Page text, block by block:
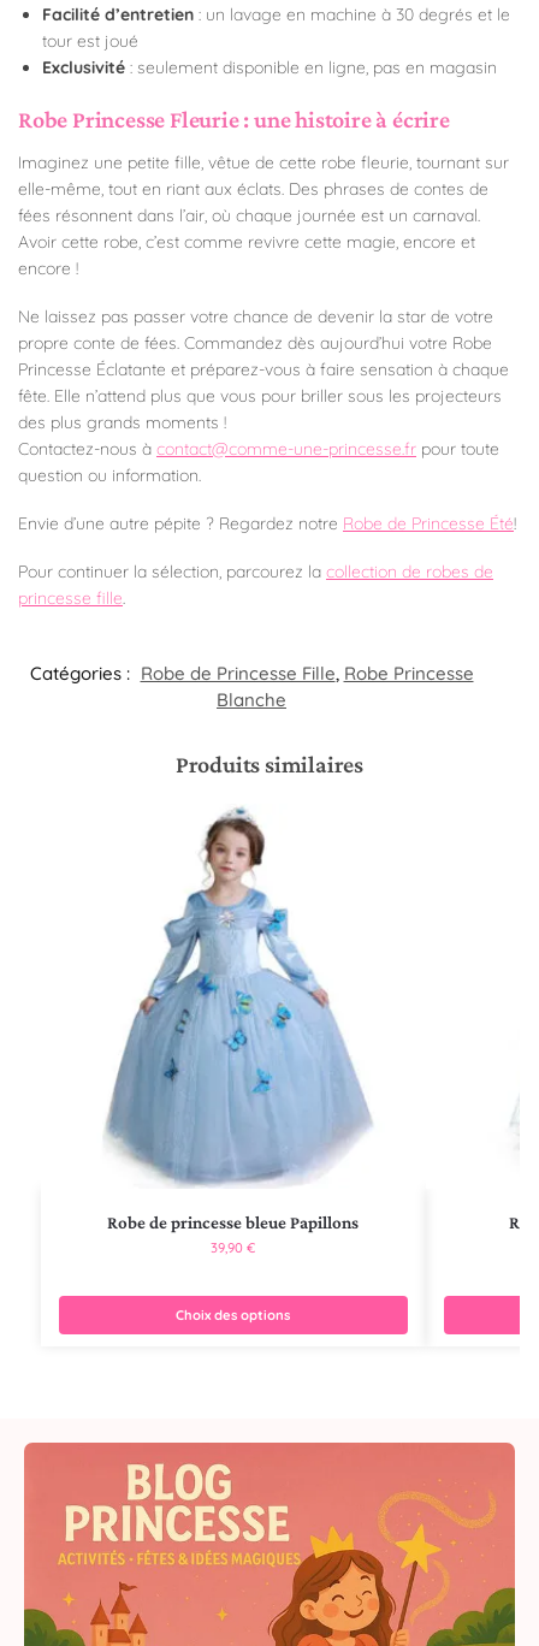
Facilité d’entretien : un lavage en machine à 30 degrés et le
tour est joué
Exclusivité : seulement disponible en ligne, pas en magasin
Robe Princesse Fleurie : une histoire à écrire
Imaginez une petite fille, vêtue de cette robe fleurie, tournant sur
elle-même, tout en riant aux éclats. Des phrases de contes de
fées résonnent dans l’air, où chaque journée est un carnaval.
Avoir cette robe, c’est comme revivre cette magie, encore et
encore !
Ne laissez pas passer votre chance de devenir la star de votre
propre conte de fées. Commandez dès aujourd’hui votre Robe
Princesse Éclatante et préparez-vous à faire sensation à chaque
fête. Elle n’attend plus que vous pour briller sous les projecteurs
des plus grands moments !
Contactez-nous à contact@comme-une-princesse.fr pour toute
question ou information.
Envie d’une autre pépite ? Regardez notre Robe de Princesse Été!
Pour continuer la sélection, parcourez la collection de robes de
princesse fille.
Catégories : Robe de Princesse Fille, Robe Princesse
Blanche
Produits similaires
Robe de princesse bleue Papillons
39,90€
Choix des options